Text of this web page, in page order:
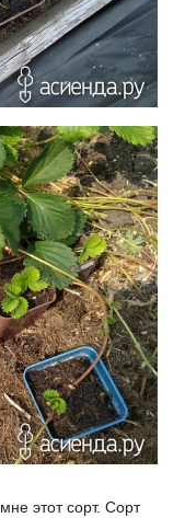
этот сорт. Сорт